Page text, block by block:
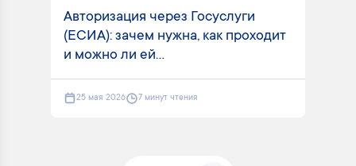
Авторизация через Госуслуги
(ЕСИА): зачем нужна, как проходит
и можно ли ей...
25 мая 2026 7 минут чтения